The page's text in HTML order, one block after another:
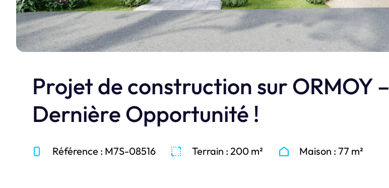
Projet de construction sur ORMOY –
Dernière Opportunité !
Référence : M7S-08516 Terrain : 200 m² Maison : 77 m²